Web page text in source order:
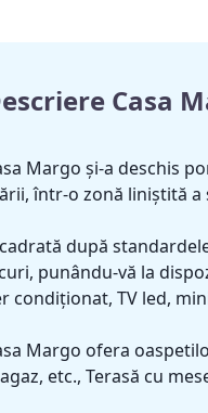
Casa
Margo și-a deschis
într-o zonă liniștită a
după
punându-vă la
condiționat, TV led,
Margo ofera
etc., Terasă cu